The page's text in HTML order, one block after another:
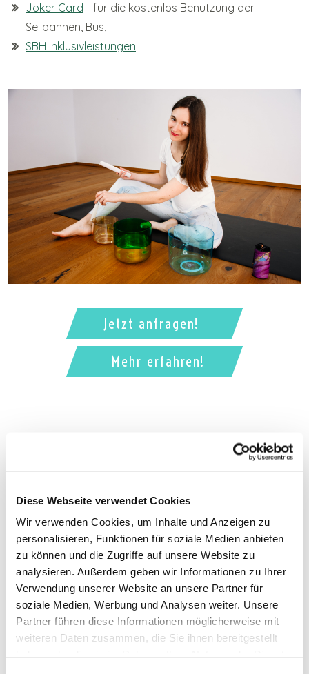
Diese Webseite verwendet Cookies
Wir verwenden Cookies, um Inhalte und Anzeigen zu
personalisieren, Funktionen für soziale Medien anbieten
zu können und die Zugriffe auf unsere Website zu
analysieren. Außerdem geben wir Informationen zu Ihrer
Verwendung unserer Website an unsere Partner für
soziale Medien, Werbung und Analysen weiter. Unsere
Partner führen diese Informationen möglicherweise mit
weiteren Daten zusammen, die Sie ihnen bereitgestellt
Joker Card - für die kostenlos Benützung der
Seilbahnen, Bus, ...
SBH Inklusivleistungen
Jetzt anfragen!
Mehr erfahren!